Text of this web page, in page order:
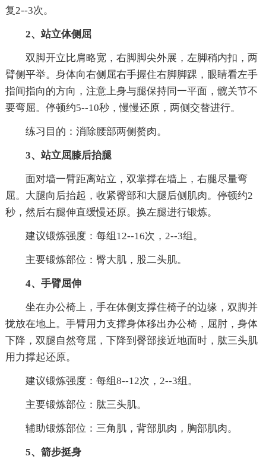
复2--3次。
2、站立体侧屈
双脚开立比肩略宽，右脚脚尖外展，左脚稍内扣，两
臂侧平举。身体向右侧屈右手握住右脚脚踝，眼睛看左手
指间指向的方向，注意上身与腿保持同一平面，髋关节不
要弯屈。停顿约5--10秒，慢慢还原，两侧交替进行。
练习目的：消除腰部两侧赘肉。
3、站立屈膝后抬腿
面对墙一臂距离站立，双掌撑在墙上，右腿尽量弯
屈。大腿向后抬起，收紧臀部和大腿后侧肌肉。停顿约2
秒，然后右腿伸直缓慢还原。换左腿进行锻炼。
建议锻炼强度：每组12--16次，2--3组。
主要锻炼部位：臀大肌，股二头肌。
4、手臂屈伸
坐在办公椅上，手在体侧支撑住椅子的边缘，双脚并
拢放在地上。手臂用力支撑身体移出办公椅，屈肘，身体
下降，双腿自然弯屈，下降到臀部接近地面时，肱三头肌
用力撑起还原。
建议锻炼强度：每组8--12次，2--3组。
主要锻炼部位：肱三头肌。
辅助锻炼部位：三角肌，背部肌肉，胸部肌肉。
5、箭步挺身